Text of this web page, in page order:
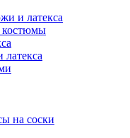
и латекса
костюмы
латекса
на соски